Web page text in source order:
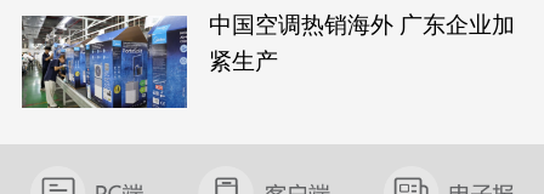
中国空调热销海外 广东企业加
紧生产